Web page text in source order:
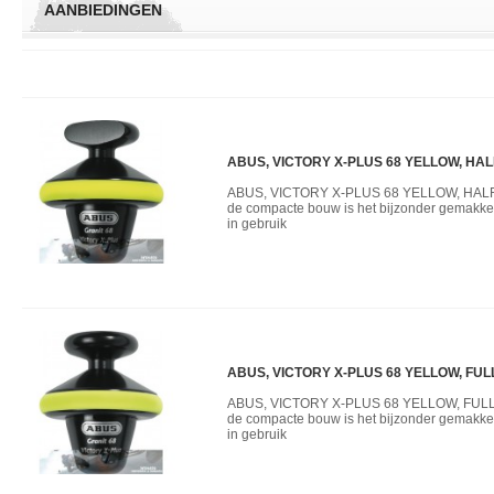
AANBIEDINGEN
ABUS, VICTORY X-PLUS 68 YELLOW,
ABUS, VICTORY X-PLUS 68 YELLOW,
de compacte bouw is het bijzonder
in gebruik
ABUS, VICTORY X-PLUS 68 YELLOW,
ABUS, VICTORY X-PLUS 68 YELLOW,
de compacte bouw is het bijzonder
in gebruik